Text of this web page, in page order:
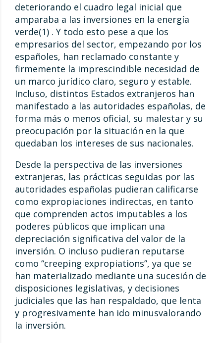
deteriorando el cuadro legal inicial que
amparaba a las inversiones en la energía
verde(1) . Y todo esto pese a que los
empresarios del sector, empezando por los
españoles, han reclamado constante y
firmemente la imprescindible necesidad de
un marco jurídico claro, seguro y estable.
Incluso, distintos Estados extranjeros han
manifestado a las autoridades españolas, de
forma más o menos oficial, su malestar y su
preocupación por la situación en la que
quedaban los intereses de sus nacionales.
Desde la perspectiva de las inversiones
extranjeras, las prácticas seguidas por las
autoridades españolas pudieran calificarse
como expropiaciones indirectas, en tanto
que comprenden actos imputables a los
poderes públicos que implican una
depreciación significativa del valor de la
inversión. O incluso pudieran reputarse
como “creeping expropiations”, ya que se
han materializado mediante una sucesión de
disposiciones legislativas, y decisiones
judiciales que las han respaldado, que lenta
y progresivamente han ido minusvalorando
la inversión.